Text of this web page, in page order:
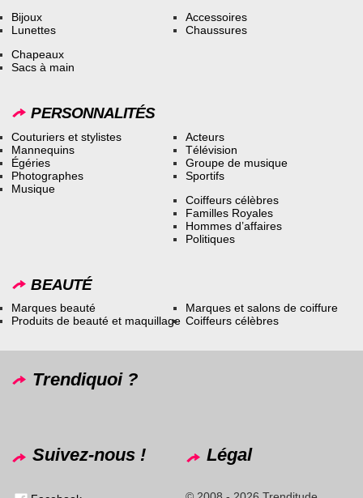
Bijoux
Lunettes
Accessoires
Chaussures
Chapeaux
Sacs à main
PERSONNALITÉS
Couturiers et stylistes
Mannequins
Égéries
Photographes
Musique
Acteurs
Télévision
Groupe de musique
Sportifs
Coiffeurs célèbres
Familles Royales
Hommes d’affaires
Politiques
BEAUTÉ
Marques beauté
Produits de beauté et maquillage
Marques et salons de coiffure
Coiffeurs célèbres
Trendiquoi ?
Suivez-nous ! Légal